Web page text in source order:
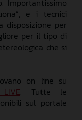
Importantissimo
e i tecnici
disposizione per
per il tipo di
che si
on line su
. Tutte le
sul portale